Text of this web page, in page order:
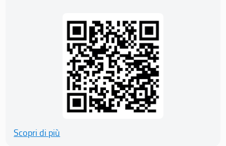
Scopri di più